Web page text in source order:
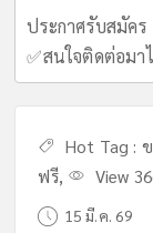
ประกาศรับสมัคร
✅สนใจติดต่อมา
Hot Tag :
ฟรี, View
15 มี.ค. 69